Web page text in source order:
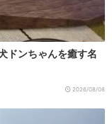
ドンちゃんを癒す名
2026/08/08